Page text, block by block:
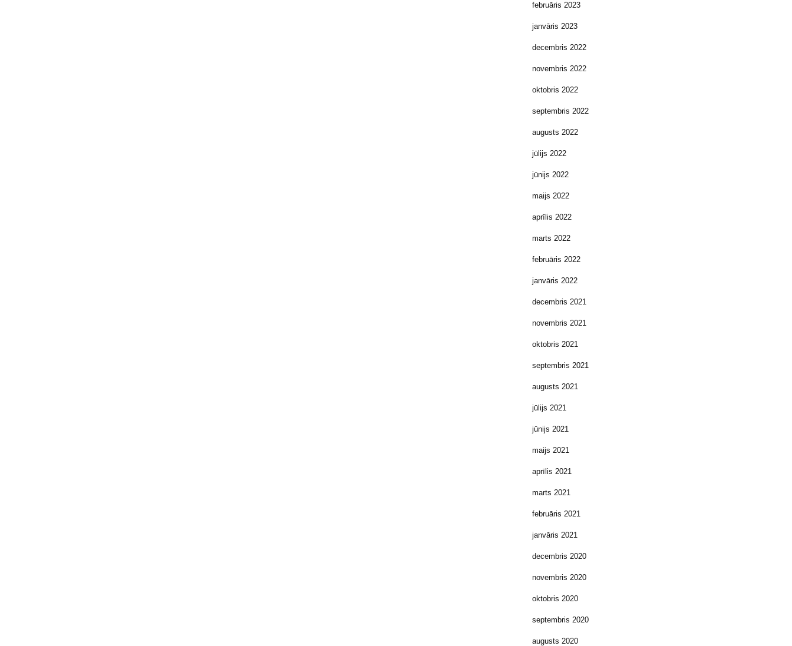
februāris 2023
janvāris 2023
decembris 2022
novembris 2022
oktobris 2022
septembris 2022
augusts 2022
jūlijs 2022
jūnijs 2022
maijs 2022
aprīlis 2022
marts 2022
februāris 2022
janvāris 2022
decembris 2021
novembris 2021
oktobris 2021
septembris 2021
augusts 2021
jūlijs 2021
jūnijs 2021
maijs 2021
aprīlis 2021
marts 2021
februāris 2021
janvāris 2021
decembris 2020
novembris 2020
oktobris 2020
septembris 2020
augusts 2020